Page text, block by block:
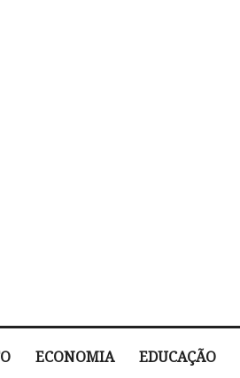
ECONOMIA EDUCAÇÃO